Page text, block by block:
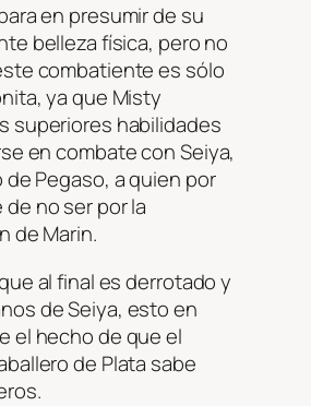
en presumir de su
belleza física, pero no
combatiente es sólo
ya que Misty
superiores habilidades
en combate con Seiya,
de Pegaso, a quien por
no ser por la
de Marin.
al final es derrotado y
de Seiya, esto en
el hecho de que el
de Plata sabe